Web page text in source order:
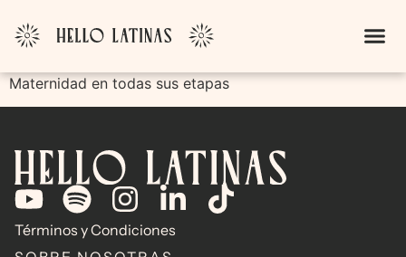
Maternidad en todas sus etapas
Términos y Condiciones